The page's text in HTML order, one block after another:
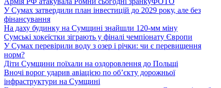
У Сумах затвердили план інвестицій до 2029 року, але без
фінансування
На даху будинку на Сумщині знайшли 120-мм міну
Сумські хокеїстки зіграють у фіналі чемпіонату Європи
У Сумах перевірили воду з озер і річки: чи є перевищення
норм?
Діти Сумщини поїхали на оздоровлення до Польщі
Вночі ворог ударив авіацією по обʼєкту дорожньої
інфраструктури на Сумщині